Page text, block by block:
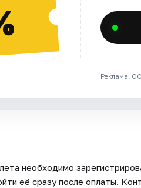
Реклама.
необходимо
её сразу после оплаты.